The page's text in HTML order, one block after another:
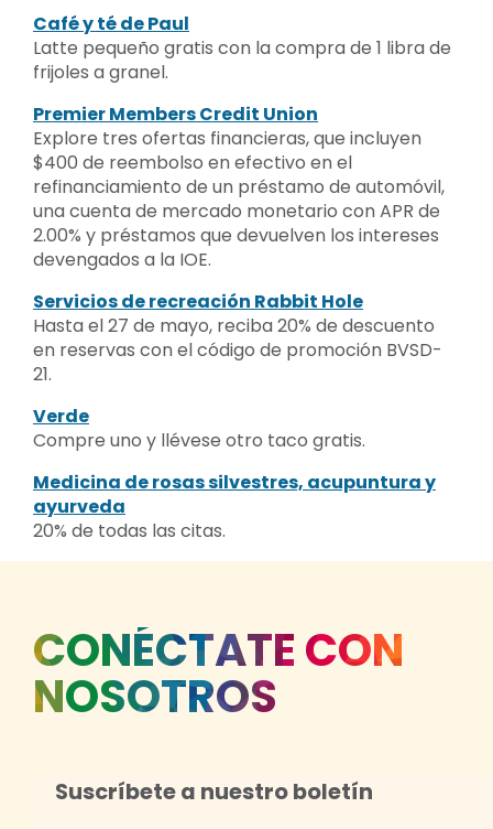
Café y té de Paul
Latte pequeño gratis con la compra de 1 libra de
frijoles a granel.
Premier Members Credit Union
Explore tres ofertas financieras, que incluyen
$400 de reembolso en efectivo en el
refinanciamiento de un préstamo de automóvil,
una cuenta de mercado monetario con APR de
2.00% y préstamos que devuelven los intereses
devengados a la IOE.
Servicios de recreación Rabbit Hole
Hasta el 27 de mayo, reciba 20% de descuento
en reservas con el código de promoción BVSD-
21.
Verde
Compre uno y llévese otro taco gratis.
Medicina de rosas silvestres, acupuntura y
ayurveda
20% de todas las citas.
CONÉCTATE CON
NOSOTROS
Suscríbete a nuestro boletín